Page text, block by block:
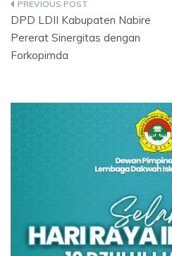
Post
navigation
DPD LDII Kabupaten Nabire
Pererat Sinergitas dengan
Forkopimda